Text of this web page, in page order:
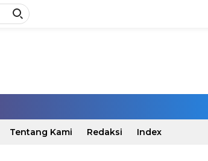
Tentang Kami Redaksi Index